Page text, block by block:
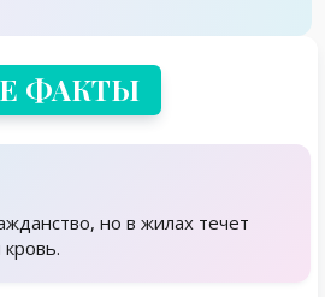
ФАКТЫ
но в жилах течет
кровь.